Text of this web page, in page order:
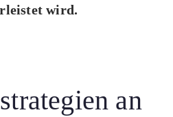
wird.
an